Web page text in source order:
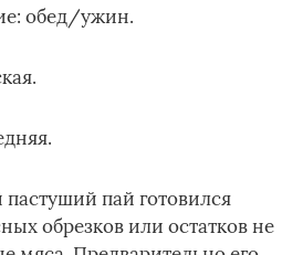
обед/ужин.
пай готовился
обрезков или остатков не